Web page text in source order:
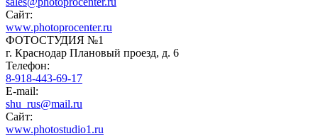
Сайт:
www.photoprocenter.ru
ФОТОСТУДИЯ №1
г. Краснодар Плановый проезд, д. 6
Телефон:
8-918-443-69-17
E-mail:
shu_rus@mail.ru
Сайт:
www.photostudio1.ru